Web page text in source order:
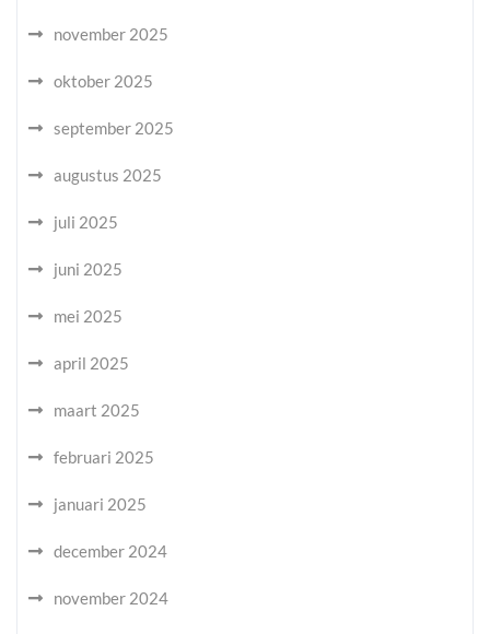
november 2025
oktober 2025
september 2025
augustus 2025
juli 2025
juni 2025
mei 2025
april 2025
maart 2025
februari 2025
januari 2025
december 2024
november 2024